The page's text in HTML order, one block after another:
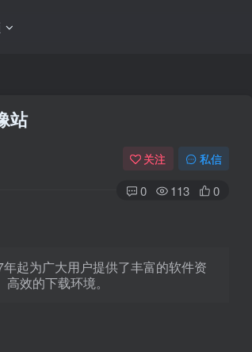
站
关注 私信
0 113 0
起为广大用户提供了丰富的软件资
效的下载环境。